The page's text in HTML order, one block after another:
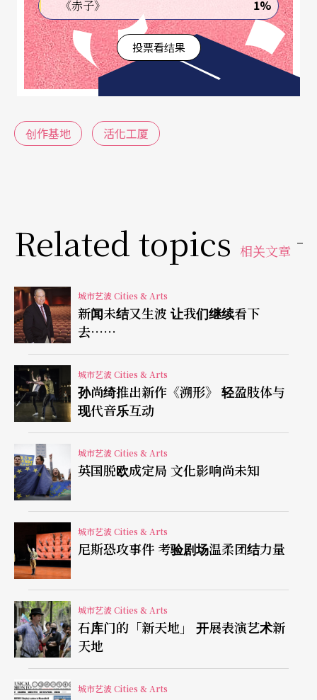
高的方向发展，如办公室和酒店，活化政策对艺团
和文化团体在工厦内的发展和演出难有帮助，甚至
反而是因为「活化」光环让租金上升，原来的独立
表演空间无法生存。这些空间的「非法性」一直让
艺术家进退失据，同时安全的问题亦有隐忧，政府
看似「半闭眼」的态度既没有在政策上为工厦独立
和艺术家不单是一直走钢索地生存，观众也要「冒
险」看演出。
大火引发 政府取缔艺团忧心
然而刚发生于九龙湾淘大工业村的一场焚烧超过一
百小时的小型仓库大火，除了牺牲两位消防员的生
命外，也引发政府对工厦违规用途的取缔，工厦空
间终于被正视，但迎来的却非好消息。目前政府公
布首轮行动针对的六座工厦包括新蒲岗中兴工业大
厦、九龙湾源发工业大厦、 大埔太平工业中心第一
座、屯门得利工业中心、葵涌华丰工业中心和荃湾
顺丰工业中心，这些工厦有储存危险品，需要有牌
照，但因为内有更改用途的空间包括食肆、宗教及
娱乐场所，这些违反土地用途的空间要在十四天内
纠正用途。
目前已知有私人的舞蹈排练室牵涉其中，之后取缔
行动会否更进一步尚未可知，但业界的忧虑就已然
浮现。艺团在这些空间运作投放的不只是硬件资
《赤子》 1%
投票看结果
创作基地 活化工厦
Related topics 相关文章
城市艺波 Cities & Arts
新闻未结又生波 让我们继续看下
去……
城市艺波 Cities & Arts
孙尚绮推出新作《溯形》 轻盈肢体与
现代音乐互动
城市艺波 Cities & Arts
英国脱欧成定局 文化影响尚未知
城市艺波 Cities & Arts
尼斯恐攻事件 考验剧场温柔团结力量
城市艺波 Cities & Arts
石库门的「新天地」 开展表演艺术新
天地
城市艺波 Cities & Arts